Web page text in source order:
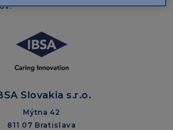
Slovakia s.r.o.
Mýtna 42
811 07 Bratislava